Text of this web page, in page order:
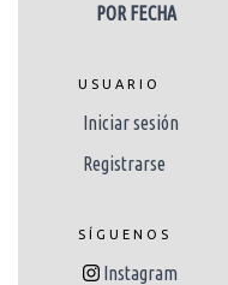
POR FECHA
USUARIO
Iniciar sesión
Registrarse
SÍGUENOS
Instagram